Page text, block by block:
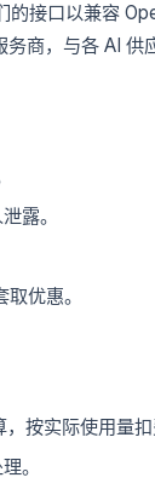
接口以兼容
商，与各 AI 供
露。
优惠。
按实际使用量扣
。